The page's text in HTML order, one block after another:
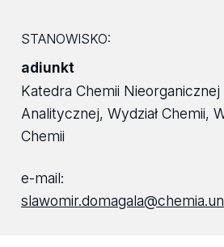
STANOWISKO:
adiunkt
Katedra Chemii Nieorganicznej
Analitycznej, Wydział Chemii,
Chemii
e-mail: